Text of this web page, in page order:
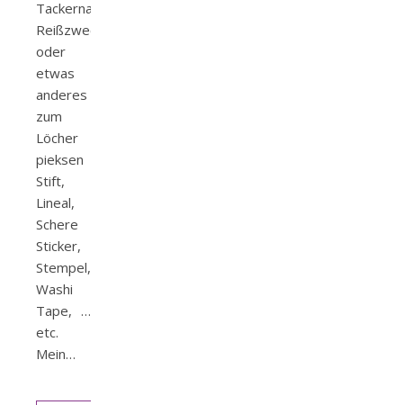
Tackernadeln
Reißzwecke
oder
etwas
anderes
zum
Löcher
pieksen
Stift,
Lineal,
Schere
Sticker,
Stempel,
Washi
Tape, …
etc.
Mein…